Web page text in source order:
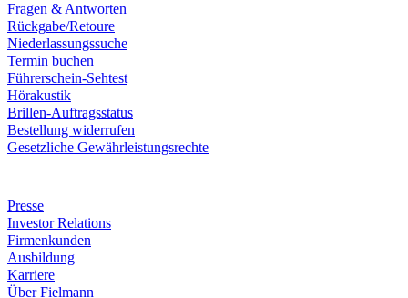
Fragen & Antworten
Rückgabe/Retoure
Niederlassungssuche
Termin buchen
Führerschein-Sehtest
Hörakustik
Brillen-Auftragsstatus
Bestellung widerrufen
Gesetzliche Gewährleistungsrechte
Presse
Investor Relations
Firmenkunden
Ausbildung
Karriere
Über Fielmann